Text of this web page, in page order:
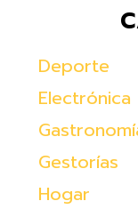
Deporte
Gestorías
Hogar